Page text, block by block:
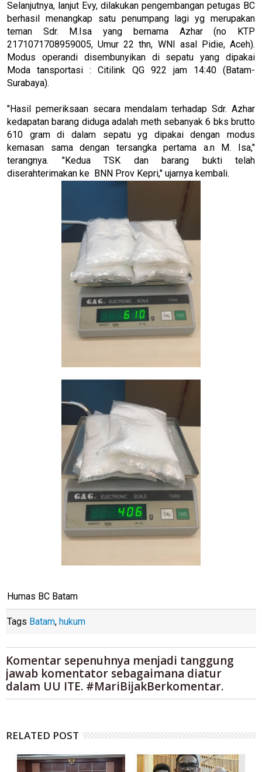
Selanjutnya, lanjut Evy, dilakukan pengembangan petugas BC
berhasil menangkap satu penumpang lagi yg merupakan
teman Sdr. M.Isa yang bernama Azhar (no KTP
2171071708959005, Umur 22 thn, WNI asal Pidie, Aceh).
Modus operandi disembunyikan di sepatu yang dipakai
Moda tansportasi : Citilink QG 922 jam 14:40 (Batam-
Surabaya).
"Hasil pemeriksaan secara mendalam terhadap Sdr. Azhar
kedapatan barang diduga adalah meth sebanyak 6 bks brutto
610 gram di dalam sepatu yg dipakai dengan modus
kemasan sama dengan tersangka pertama a.n M. Isa,"
terangnya. "Kedua TSK dan barang bukti telah
diserahterimakan ke BNN Prov Kepri," ujarnya kembali.
Humas BC Batam
Tags Batam, hukum
Komentar sepenuhnya menjadi tanggung
jawab komentator sebagaimana diatur
dalam UU ITE. #MariBijakBerkomentar.
RELATED POST